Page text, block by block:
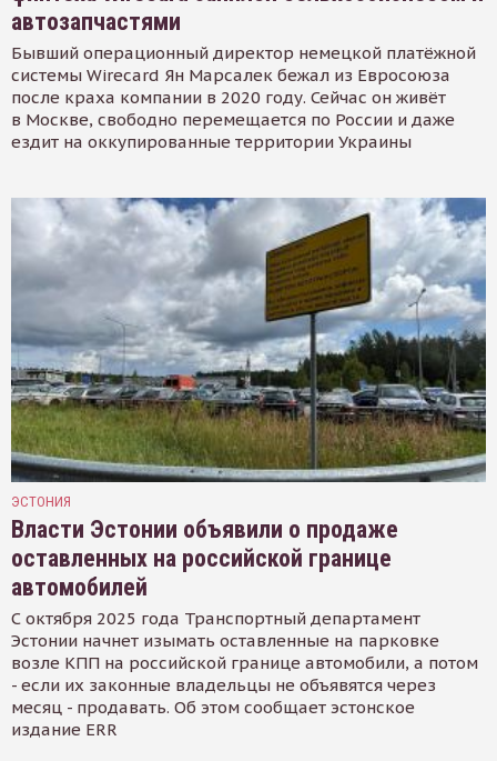
автозапчастями
Бывший операционный директор немецкой платёжной
системы Wirecard Ян Марсалек бежал из Евросоюза
после краха компании в 2020 году. Сейчас он живёт
в Москве, свободно перемещается по России и даже
ездит на оккупированные территории Украины
ЭСТОНИЯ
Власти Эстонии объявили о продаже
оставленных на российской границе
автомобилей
С октября 2025 года Транспортный департамент
Эстонии начнет изымать оставленные на парковке
возле КПП на российской границе автомобили, а потом
- если их законные владельцы не объявятся через
месяц - продавать. Об этом сообщает эстонское
издание ERR